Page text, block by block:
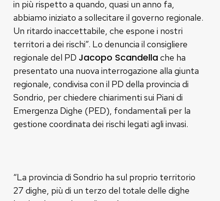
in più rispetto a quando, quasi un anno fa,
abbiamo iniziato a sollecitare il governo regionale.
Un ritardo inaccettabile, che espone i nostri
territori a dei rischi”. Lo denuncia il consigliere
regionale del PD Jacopo Scandellache ha
presentato una nuova interrogazione alla giunta
regionale, condivisa con il PD della provincia di
Sondrio, per chiedere chiarimenti sui Piani di
Emergenza Dighe (PED), fondamentali per la
gestione coordinata dei rischi legati agli invasi.
“La provincia di Sondrio ha sul proprio territorio
27 dighe, più di un terzo del totale delle dighe